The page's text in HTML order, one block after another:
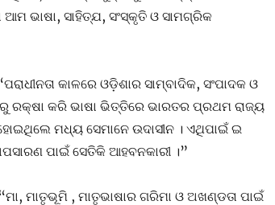
ଭାଷା, ସାହିତ୍ଯ, ସଂସ୍କୃତି ଓ ସାମଗ୍ରିକ
କାଳରେ ଓଡ଼ିଶାର ସାମ୍ବାଦିକ, ସଂପାଦକ ଓ
କରି ଭାଷା ଭିତ୍ତିରେ ଭାରତର ପ୍ରଥମ ରାଜ୍ୟ
ମଧ୍ୟ ସେମାନେ ଉଦାସୀନ । ଏଥିପାଇଁ ଇ
ପାଇଁ ସେତିକି ଆହବନକାରୀ ।”
ମାତୃଭୂମି , ମାତୃଭାଷାର ଗରିମା ଓ ଅଖଣ୍ଡତା ପାଇଁ